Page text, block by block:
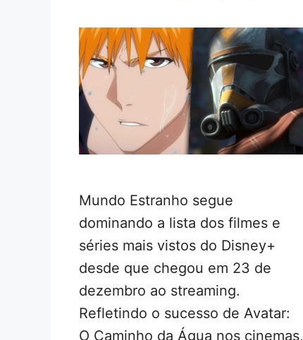
Mundo Estranho segue
dominando a lista dos filmes e
séries mais vistos do Disney+
desde que chegou em 23 de
dezembro ao streaming.
Refletindo o sucesso de Avatar:
O Caminho da Água nos cinemas,